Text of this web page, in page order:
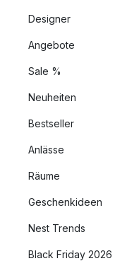
Designer
Angebote
Sale %
Neuheiten
Bestseller
Anlässe
Räume
Geschenkideen
Nest Trends
Black Friday 2026